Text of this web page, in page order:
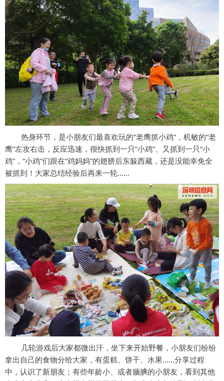
热身环节，是小朋友们最喜欢玩的“老鹰抓小鸡”，机敏的“老
鹰”左攻右击，反应迅速，很快抓到一只“小鸡”、又抓到一只“小
鸡”，“小鸡”们跟在“鸡妈妈”的翅膀后东躲西藏，还是没能幸免全
被抓到！大家总结经验后再来一轮......
几轮游戏后大家都微出汗，坐下来开始野餐，小朋友们纷纷
拿出自己的食物分给大家，有蛋糕、饼干、水果......分享过程
中，认识了新朋友；有些年龄小、或者腼腆的小朋友，看到其他